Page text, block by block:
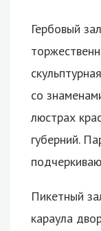
Гербовый
со
люстрах
губерний.
Пикетный
караула